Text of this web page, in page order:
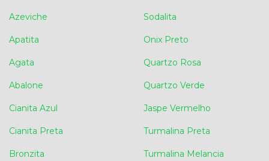
Azeviche
Apatita
Agata
Abalone
Cianita Azul
Cianita Preta
Bronzita
Sodalita
Onix Preto
Quartzo Rosa
Quartzo Verde
Jaspe Vermelho
Turmalina Preta
Turmalina Melancia